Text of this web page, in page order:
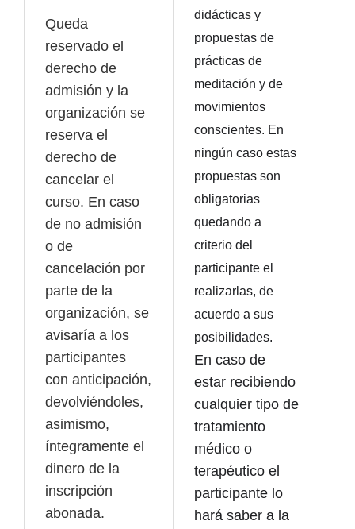
Queda
reservado el
derecho de
admisión y la
organización se
reserva el
derecho de
cancelar el
curso. En caso
de no admisión
o de
cancelación por
parte de la
organización, se
avisaría a los
participantes
con anticipación,
devolviéndoles,
asimismo,
íntegramente el
dinero de la
inscripción
abonada.
didácticas y
propuestas de
prácticas de
meditación y de
movimientos
conscientes. En
ningún caso estas
propuestas son
obligatorias
quedando a
criterio del
participante el
realizarlas, de
acuerdo a sus
posibilidades.
En caso de
estar recibiendo
cualquier tipo de
tratamiento
médico o
terapéutico el
participante lo
hará saber a la